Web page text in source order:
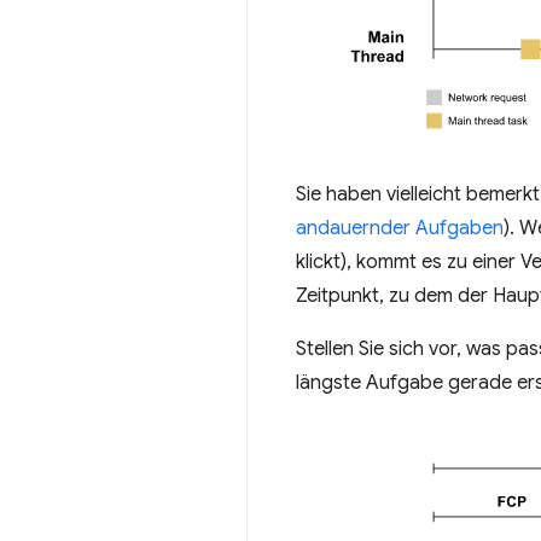
Sie haben vielleicht
andauernder Aufgaben).
klickt), kommt es zu einer
Zeitpunkt, zu dem der
Stellen Sie sich vor, was
längste Aufgabe gerade